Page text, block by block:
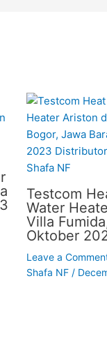
Testcom
Water
Villa
Oktober
Leave a
Shafa NF /